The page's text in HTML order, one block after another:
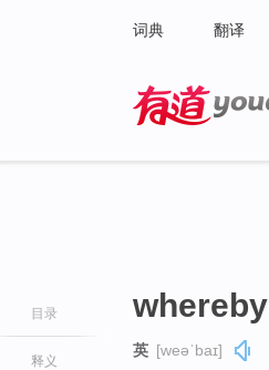
词典 翻译
目录
释义
whereby
英 [weəˈbaɪ]